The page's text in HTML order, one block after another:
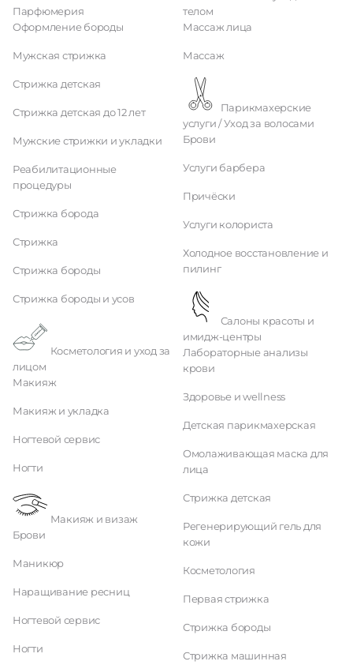
Парфюмерия
Оформление бороды
Мужская стрижка
Стрижка детская
Стрижка детская до 12 лет
Мужские стрижки и укладки
Реабилитационные
процедуры
Стрижка борода
Стрижка
Стрижка бороды
Стрижка бороды и усов
лицом
Макияж
Макияж и укладка
Ногтевой сервис
Ногти
Макияж и визаж
Брови
Маникюр
Наращивание ресниц
Ногтевой сервис
Ногти
телом
Массаж лица
Массаж
услуги / Уход за волосами
Брови
Услуги барбера
Причёски
Услуги колориста
Холодное восстановление и
пилинг
имидж-центры
Лабораторные анализы
крови
Здоровье и wellness
Детская парикмахерская
Омолаживающая маска для
лица
Стрижка детская
Регенерирующий гель для
кожи
Косметология
Первая стрижка
Стрижка бороды
Стрижка машинная